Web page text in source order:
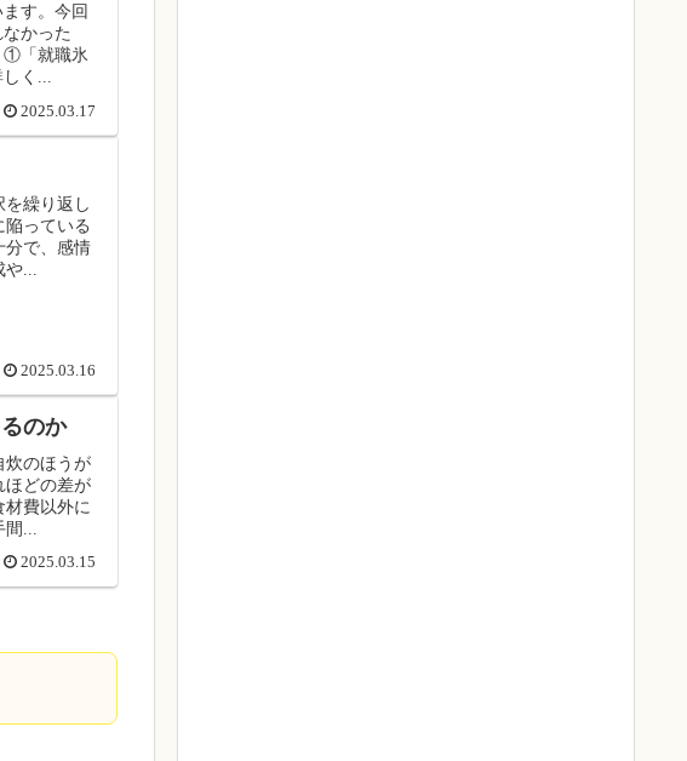
す。今回
かった
①「就職氷
く...
2025.03.17
繰り返し
っている
分で、感情
...
2025.03.16
のか
炊のほうが
ほどの差が
費以外に
...
2025.03.15